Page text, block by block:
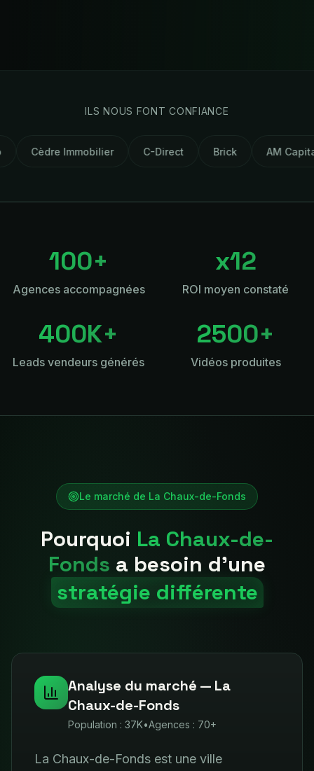
ILS NOUS FONT CONFIANCE
C-Direct Brick AM Capital
100+
Agences accompagnées
x12
ROI moyen constaté
400K+
Leads vendeurs générés
2500+
Vidéos produites
Le marché de La Chaux-de-Fonds
Pourquoi La Chaux-de-
Fonds a besoin d'une
stratégie différente
Analyse du marché — La
Chaux-de-Fonds
Population : 37K•Agences : 70+
La Chaux-de-Fonds est une ville